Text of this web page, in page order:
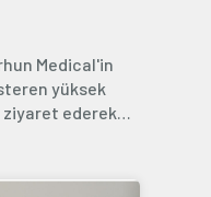
Medical'in
yüksek
ederek